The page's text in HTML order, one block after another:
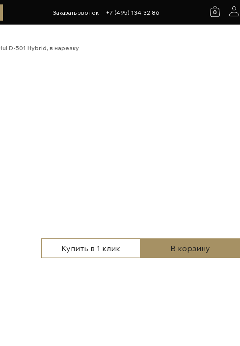
Заказать звонок +7 (495) 134-32-86 0
D-501 Hybrid, в нарезку
Купить в 1 клик В корзину